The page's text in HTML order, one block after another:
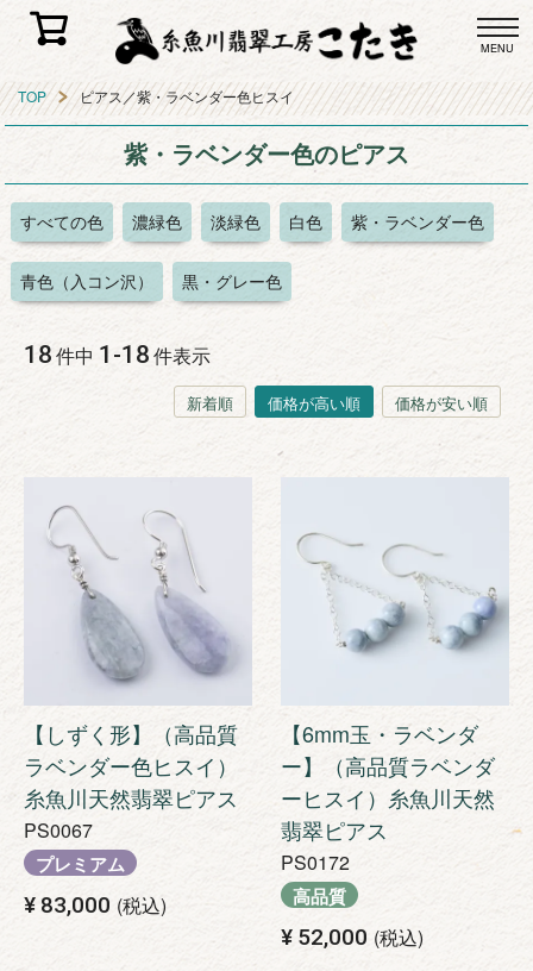
MENU
TOP ピアス／紫・ラベンダー色ヒスイ
紫・ラベンダー色のピアス
すべての色 濃緑色 淡緑色 白色 紫・ラベンダー色
青色（入コン沢） 黒・グレー色
新着順 価格が高い順 価格が安い順
18件中 1 -18件表示
【しずく形】（高品質
ラベンダー色ヒスイ）
糸魚川天然翡翠ピアス
PS0067
プレミアム
¥ 83,000 税込
【6mm玉・ラベンダ
ー】（高品質ラベンダ
ーヒスイ）糸魚川天然
翡翠ピアス
PS0172
高品質
¥ 52,000 税込